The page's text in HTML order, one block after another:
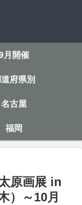
月開催
府県別
名古屋
福岡
原画展 in
）～10月